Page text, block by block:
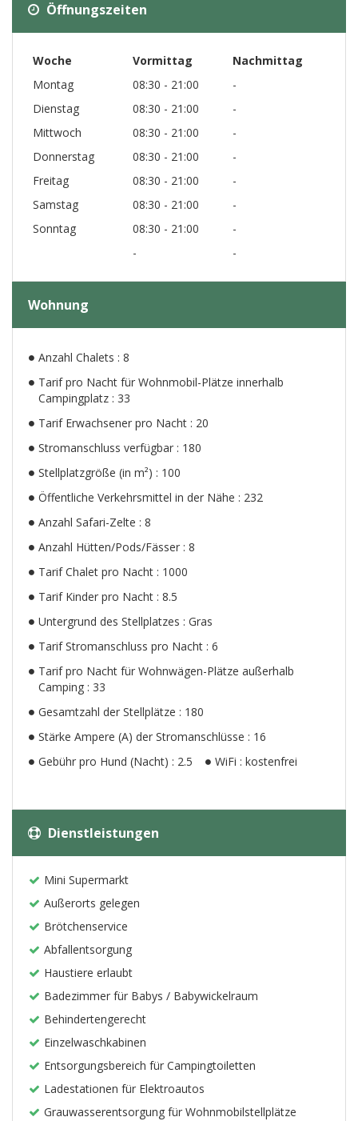
Öffnungszeiten
Woche Vormittag
Nachmittag
Montag
08:30 - 21:00
-
Dienstag
08:30 - 21:00
-
Mittwoch
08:30 - 21:00
-
Donnerstag
08:30 - 21:00
-
Freitag
08:30 - 21:00
-
Samstag
08:30 - 21:00
-
Sonntag
08:30 - 21:00
-
-
-
Wohnung
Anzahl Chalets : 8
Tarif pro Nacht für Wohnmobil-Plätze innerhalb
Campingplatz : 33
Tarif Erwachsener pro Nacht : 20
Stromanschluss verfügbar : 180
Stellplatzgröße (in m²) : 100
Öffentliche Verkehrsmittel in der Nähe : 232
Anzahl Safari-Zelte : 8
Anzahl Hütten/Pods/Fässer : 8
Tarif Chalet pro Nacht : 1000
Tarif Kinder pro Nacht : 8.5
Untergrund des Stellplatzes : Gras
Tarif Stromanschluss pro Nacht : 6
Tarif pro Nacht für Wohnwägen-Plätze außerhalb
Camping : 33
Gesamtzahl der Stellplätze : 180
Stärke Ampere (A) der Stromanschlüsse : 16
Gebühr pro Hund (Nacht) : 2.5
WiFi : kostenfrei
Dienstleistungen
Mini Supermarkt
Außerorts gelegen
Brötchenservice
Abfallentsorgung
Haustiere erlaubt
Badezimmer für Babys / Babywickelraum
Behindertengerecht
Einzelwaschkabinen
Entsorgungsbereich für Campingtoiletten
Ladestationen für Elektroautos
Grauwasserentsorgung für Wohnmobilstellplätze